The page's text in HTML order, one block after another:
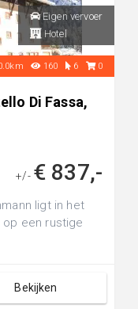
Eigen vervoer
Hotel
160 6 0
Di Fassa,
+/- € 837,-
ligt in het
op een rustige
Bekijken